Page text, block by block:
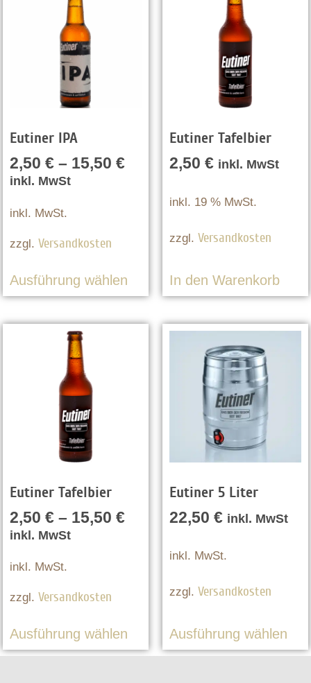
Eutiner IPA
2,50€ – 15,50€
inkl. MwSt
inkl. MwSt.
zzgl.Versandkosten
Ausführung wählen
Eutiner Tafelbier
2,50 € inkl. MwSt
inkl. 19 % MwSt.
zzgl. Versandkosten
In den Warenkorb
Eutiner Tafelbier
2,50€ – 15,50€
inkl. MwSt
inkl. MwSt.
zzgl.Versandkosten
Ausführung wählen
Eutiner 5 Liter
22,50 € inkl. MwSt
inkl. MwSt.
zzgl. Versandkosten
Ausführung wählen